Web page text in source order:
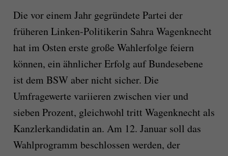
Die vor einem Jahr gegründete Partei der
früheren Linken-Politikerin Sahra Wagenknecht
hat im Osten erste große Wahlerfolge feiern
können, ein ähnlicher Erfolg auf Bundesebene
ist dem BSW aber nicht sicher. Die
Umfragewerte variieren zwischen vier und
sieben Prozent, gleichwohl tritt Wagenknecht als
Kanzlerkandidatin an. Am 12. Januar soll das
Wahlprogramm beschlossen werden, der